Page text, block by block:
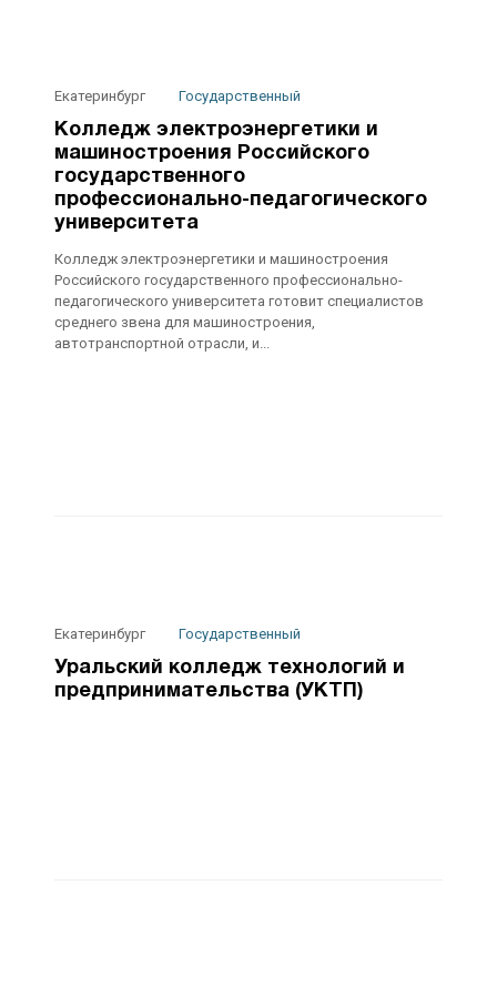
Екатеринбург Государственный
Колледж электроэнергетики и
машиностроения Российского
государственного
профессионально-педагогического
университета
Колледж электроэнергетики и машиностроения
Российского государственного профессионально-
педагогического университета готовит специалистов
среднего звена для машиностроения,
автотранспортной отрасли, и...
Екатеринбург Государственный
Уральский колледж технологий и
предпринимательства (УКТП)